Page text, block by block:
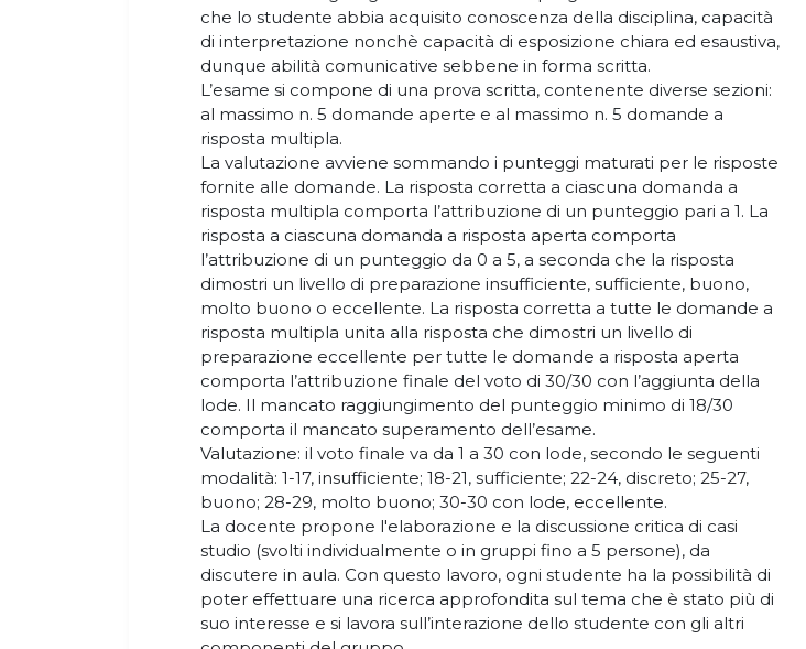
che lo studente abbia acquisito conoscenza della disciplina, capacità
di interpretazione nonchè capacità di esposizione chiara ed esaustiva,
dunque abilità comunicative sebbene in forma scritta.
L’esame si compone di una prova scritta, contenente diverse sezioni:
al massimo n. 5 domande aperte e al massimo n. 5 domande a
risposta multipla.
La valutazione avviene sommando i punteggi maturati per le risposte
fornite alle domande. La risposta corretta a ciascuna domanda a
risposta multipla comporta l’attribuzione di un punteggio pari a 1. La
risposta a ciascuna domanda a risposta aperta comporta
l’attribuzione di un punteggio da 0 a 5, a seconda che la risposta
dimostri un livello di preparazione insufficiente, sufficiente, buono,
molto buono o eccellente. La risposta corretta a tutte le domande a
risposta multipla unita alla risposta che dimostri un livello di
preparazione eccellente per tutte le domande a risposta aperta
comporta l’attribuzione finale del voto di 30/30 con l’aggiunta della
lode. Il mancato raggiungimento del punteggio minimo di 18/30
comporta il mancato superamento dell’esame.
Valutazione: il voto finale va da 1 a 30 con lode, secondo le seguenti
modalità: 1-17, insufficiente; 18-21, sufficiente; 22-24, discreto; 25-27,
buono; 28-29, molto buono; 30-30 con lode, eccellente.
La docente propone l'elaborazione e la discussione critica di casi
studio (svolti individualmente o in gruppi fino a 5 persone), da
discutere in aula. Con questo lavoro, ogni studente ha la possibilità di
poter effettuare una ricerca approfondita sul tema che è stato più di
suo interesse e si lavora sull’interazione dello studente con gli altri